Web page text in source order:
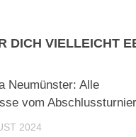
DICH VIELLEICHT
Neumünster: Alle
vom Abschlussturnier
2024